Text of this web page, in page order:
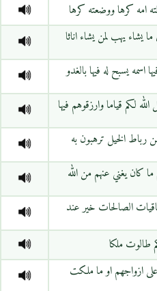
امه كرها ووضعته كرها
يشاء يهب لمن يشاء اناثا
اسمه يسبح له فيها بالغدو
لكم قياما وارزقوهم فيها
رباط الخيل ترهبون به
كان يغني عنهم من الله
الصالحات خير عند
طالوت ملكا
ازواجهم او ما ملكت